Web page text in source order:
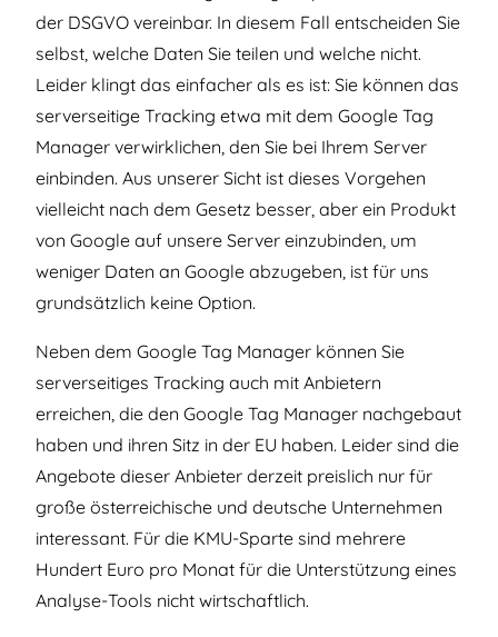
der DSGVO vereinbar. In diesem Fall entscheiden Sie
selbst, welche Daten Sie teilen und welche nicht.
Leider klingt das einfacher als es ist: Sie können das
serverseitige Tracking etwa mit dem Google Tag
Manager verwirklichen, den Sie bei Ihrem Server
einbinden. Aus unserer Sicht ist dieses Vorgehen
vielleicht nach dem Gesetz besser, aber ein Produkt
von Google auf unsere Server einzubinden, um
weniger Daten an Google abzugeben, ist für uns
grundsätzlich keine Option.
Neben dem Google Tag Manager können Sie
serverseitiges Tracking auch mit Anbietern
erreichen, die den Google Tag Manager nachgebaut
haben und ihren Sitz in der EU haben. Leider sind die
Angebote dieser Anbieter derzeit preislich nur für
große österreichische und deutsche Unternehmen
interessant. Für die KMU-Sparte sind mehrere
Hundert Euro pro Monat für die Unterstützung eines
Analyse-Tools nicht wirtschaftlich.